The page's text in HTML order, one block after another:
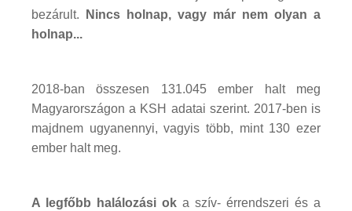
bezárult.
Nincs holnap, vagy már nem olyan a
holnap...
2018-ban összesen 131.045 ember halt meg
Magyarországon a KSH adatai szerint. 2017-ben is
majdnem ugyanennyi, vagyis több, mint 130 ezer
ember halt meg.
A legfőbb halálozási ok a szív- érrendszeri és a